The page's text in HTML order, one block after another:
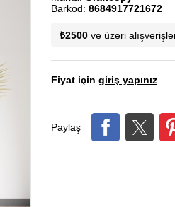
Barkod: 8684917721672
₺2500 ve üzeri
Fiyat için giriş yapınız
Paylaş